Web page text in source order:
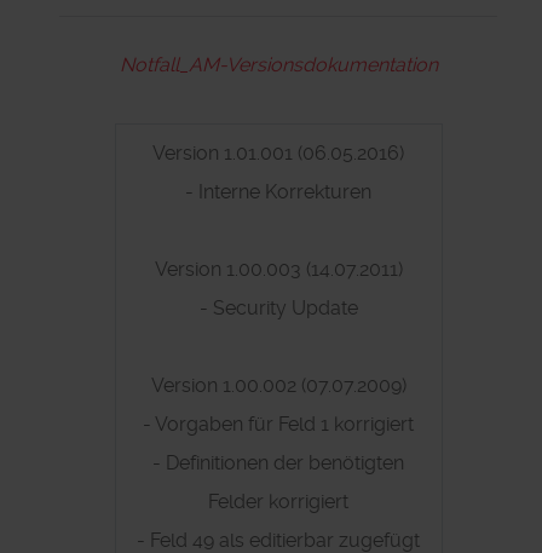
Notfall_AM-Versionsdokumentation
Version 1.01.001 (06.05.2016)
- Interne Korrekturen
Version 1.00.003 (14.07.2011)
- Security Update
Version 1.00.002 (07.07.2009)
- Vorgaben für Feld 1 korrigiert
- Definitionen der benötigten
Felder korrigiert
- Feld 49 als editierbar zugefügt